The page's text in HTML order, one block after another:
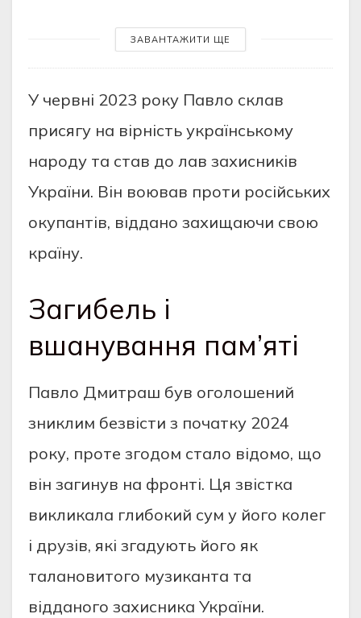
ЗАВАНТАЖИТИ ЩЕ
У червні 2023 року Павло склав
присягу на вірність українському
народу та став до лав захисників
України. Він воював проти російських
окупантів, віддано захищаючи свою
країну.
Загибель і
вшанування пам’яті
Павло Дмитраш був оголошений
зниклим безвісти з початку 2024
року, проте згодом стало відомо, що
він загинув на фронті. Ця звістка
викликала глибокий сум у його колег
і друзів, які згадують його як
талановитого музиканта та
відданого захисника України.